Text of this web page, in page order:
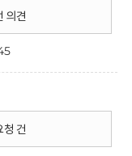
의견
건